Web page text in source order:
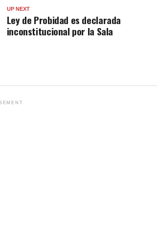
UP NEXT
Ley de Probidad es declarada
inconstitucional por la Sala